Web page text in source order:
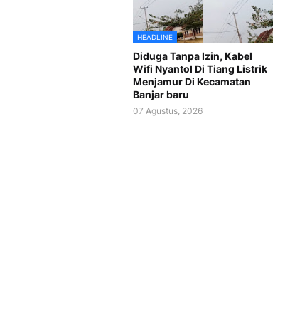
HEADLINE
Diduga Tanpa Izin, Kabel
Wifi Nyantol Di Tiang Listrik
Menjamur Di Kecamatan
Banjar baru
07 Agustus, 2026